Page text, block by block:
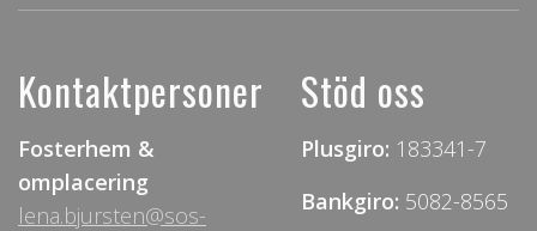
Kontaktpersoner
Fosterhem &
omplacering
lena.bjursten@sos-
Stöd oss
Plusgiro: 183341-7
Bankgiro: 5082-8565